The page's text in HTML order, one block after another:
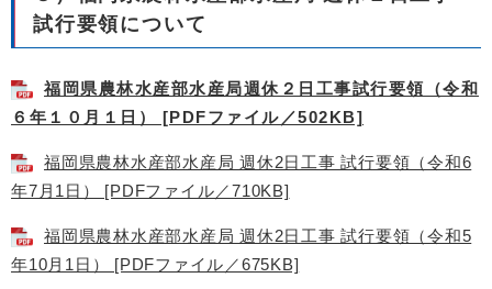
試行要領について
福岡県農林水産部水産局週休２日工事試行要領（令和
６年１０月１日） [PDFファイル／502KB]
福岡県農林水産部水産局 週休2日工事 試行要領（令和6
年7月1日） [PDFファイル／710KB]
福岡県農林水産部水産局 週休2日工事 試行要領（令和5
年10月1日） [PDFファイル／675KB]